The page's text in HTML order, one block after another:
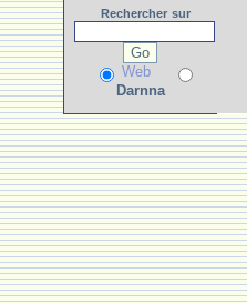
Rechercher sur
Web
Darnna